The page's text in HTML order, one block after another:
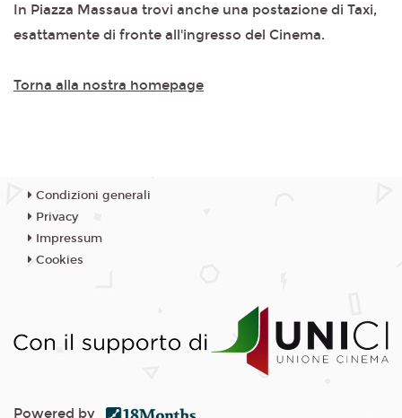
In Piazza Massaua trovi anche una postazione di Taxi,
esattamente di fronte all'ingresso del Cinema.
Torna alla nostra homepage
Condizioni generali
Privacy
Impressum
Cookies
Powered by